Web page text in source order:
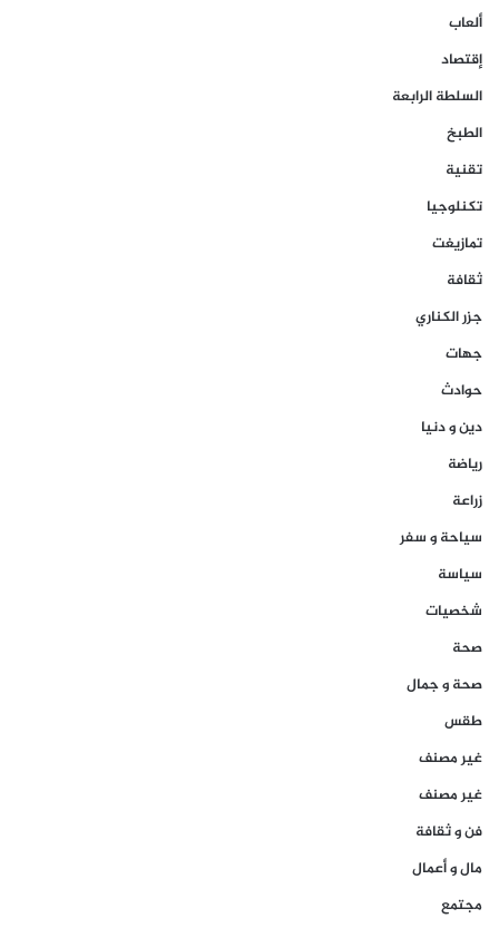
ألعاب
إقتصاد
السلطة الرابعة
الطبخ
تقنية
تكنلوجيا
تمازيغت
ثقافة
جزر الكناري
جهات
حوادث
دين و دنيا
رياضة
زراعة
سياحة و سفر
سياسة
شخصيات
صحة
صحة و جمال
طقس
غير مصنف
غير مصنف
فن و ثقافة
مال و أعمال
مجتمع